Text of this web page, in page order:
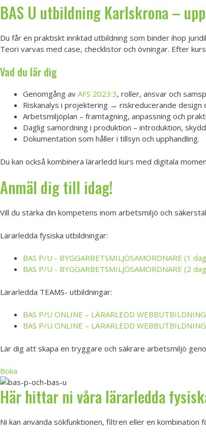
BAS U utbildning Karlskrona –
Du får en praktiskt inriktad utbildning som binder ihop
Teori varvas med case, checklistor och övningar. Efter
Vad du lär dig
Genomgång av AFS 2023:3, roller, ansvar och
Riskanalys i projektering → riskreducerande design
Arbetsmiljöplan – framtagning, anpassning och
Daglig samordning i produktion – introduktion,
Dokumentation som håller i tillsyn och upphandling.
Du kan också kombinera lärarledd kurs med digitala
Anmäl dig till idag!
Vill du stärka din kompetens inom arbetsmiljö och
Lärarledda fysiska utbildningar:
BAS P/U - BYGGARBETSMILJÖSAMORDNARE (1
BAS P/U - BYGGARBETSMILJÖSAMORDNARE (2
Lärarledda TEAMS- utbildningar:
BAS P/U ONLINE – LÄRARLEDD
BAS P/U ONLINE – LÄRARLEDD
Lär dig att skapa en tryggare och säkrare arbetsmiljö
Boka
Här hittar ni våra lärarledda
Ni kan använda sökfunktionen, filtren eller en